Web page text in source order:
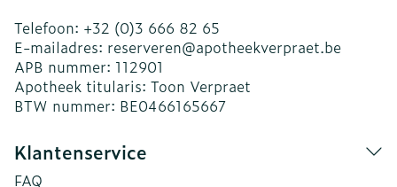
Telefoon: +32 (0)3 666 82 65
E-mailadres: reserveren@apotheekverpraet.be
APB nummer: 112901
Apotheek titularis: Toon Verpraet
BTW nummer: BE0466165667
Klantenservice
FAQ